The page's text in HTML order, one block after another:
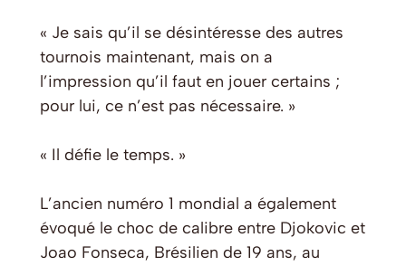
« Je sais qu’il se désintéresse des autres
tournois maintenant, mais on a
l’impression qu’il faut en jouer certains ;
pour lui, ce n’est pas nécessaire. »
« Il défie le temps. »
L’ancien numéro 1 mondial a également
évoqué le choc de calibre entre Djokovic et
Joao Fonseca, Brésilien de 19 ans, au